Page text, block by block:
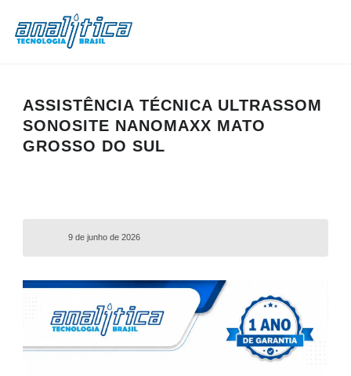
ASSISTÊNCIA TÉCNICA ULTRASSOM
SONOSITE NANOMAXX MATO
GROSSO DO SUL
9 de junho de 2026